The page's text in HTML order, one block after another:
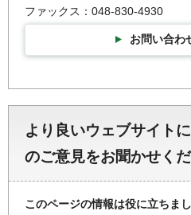
ファックス：048-830-4930
お問い合わ
より良いウェブサイト
のご意見をお聞かせく
このページの情報は役に立ちま